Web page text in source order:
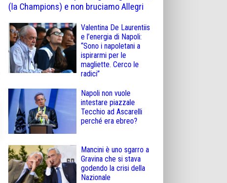
(la Champions) e non bruciamo Allegri
Valentina De Laurentiis
e l’energia di Napoli:
“Sono i napoletani a
ispirarmi per le
magliette. Cerco le
radici”
Napoli non vuole
intestare piazzale
Tecchio ad Ascarelli
perché era ebreo?
Mancini è uno sgarro a
Gravina che si stava
godendo la crisi della
Nazionale